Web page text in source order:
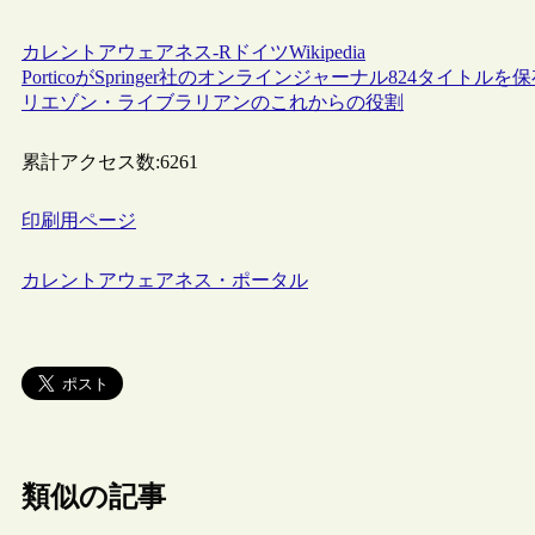
カレントアウェアネス-R ドイツWikipedia
PorticoがSpringer社のオンラインジャーナル824タイトルを
リエゾン・ライブラリアンのこれからの役割
累計アクセス数:6261
印刷用ページ
カレントアウェアネス・ポータル
類似の記事